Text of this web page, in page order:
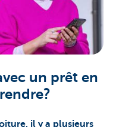
un prêt en
il y a plusieurs